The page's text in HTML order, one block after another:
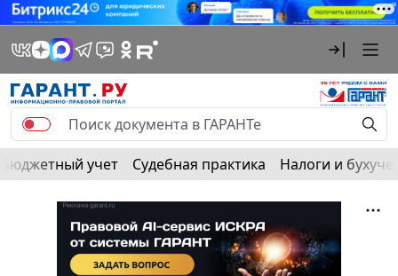
Бюджетный учет Судебная практика Налоги и